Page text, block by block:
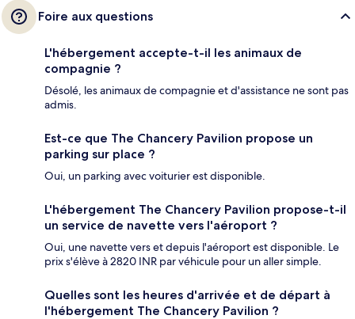
Foire aux questions
L'hébergement accepte-t-il les animaux de
compagnie ?
Désolé, les animaux de compagnie et d'assistance ne sont pas
admis.
Est-ce que The Chancery Pavilion propose un
parking sur place ?
Oui, un parking avec voiturier est disponible.
L'hébergement The Chancery Pavilion propose-t-il
un service de navette vers l'aéroport ?
Oui, une navette vers et depuis l'aéroport est disponible. Le
prix s'élève à 2820 INR par véhicule pour un aller simple.
Quelles sont les heures d'arrivée et de départ à
l'hébergement The Chancery Pavilion ?